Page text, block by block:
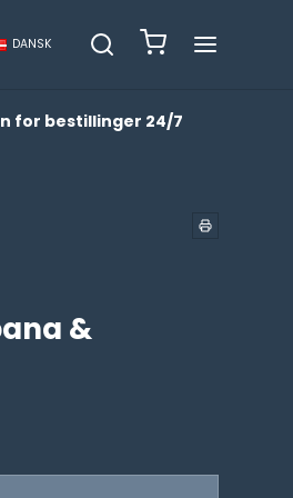
DANSK
for bestillinger 24/7
&